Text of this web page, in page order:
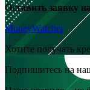
Оставить заявку
MoneyWatcher
Хотите получать
Подпишитесь на